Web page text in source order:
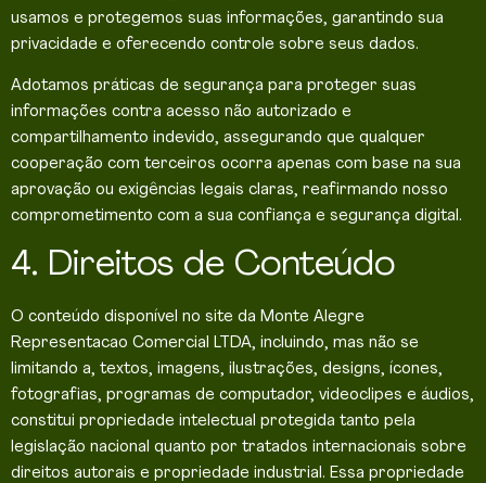
usamos e protegemos suas informações, garantindo sua
privacidade e oferecendo controle sobre seus dados.
Adotamos práticas de segurança para proteger suas
informações contra acesso não autorizado e
compartilhamento indevido, assegurando que qualquer
cooperação com terceiros ocorra apenas com base na sua
aprovação ou exigências legais claras, reafirmando nosso
comprometimento com a sua confiança e segurança digital.
4. Direitos de Conteúdo
O conteúdo disponível no site da Monte Alegre
Representacao Comercial LTDA, incluindo, mas não se
limitando a, textos, imagens, ilustrações, designs, ícones,
fotografias, programas de computador, videoclipes e áudios,
constitui propriedade intelectual protegida tanto pela
legislação nacional quanto por tratados internacionais sobre
direitos autorais e propriedade industrial. Essa propriedade